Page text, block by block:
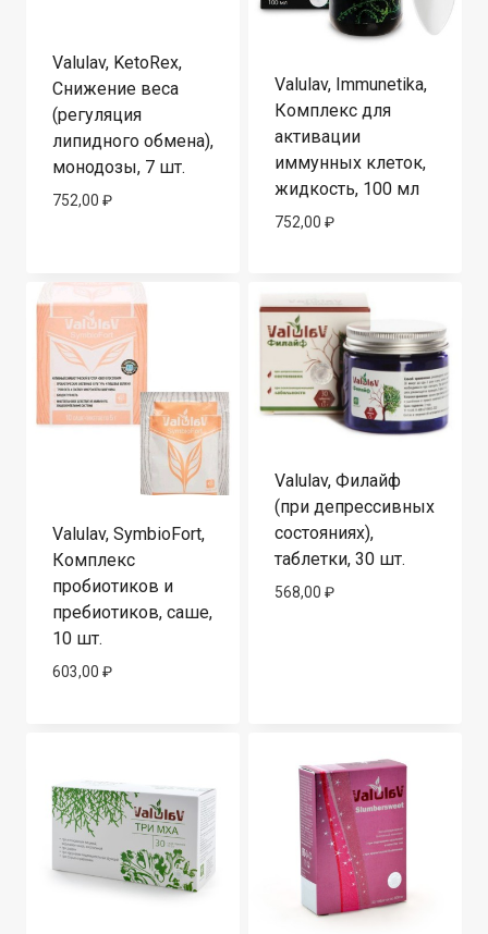
Valulav, KetoRex,
Снижение веса
(регуляция
липидного обмена),
монодозы, 7 шт.
752,00 ₽
Valulav, Immunetika,
Комплекс для
активации
иммунных клеток,
жидкость, 100 мл
752,00 ₽
Valulav, SymbioFort,
Комплекс
пробиотиков и
пребиотиков, саше,
10 шт.
603,00 ₽
Valulav, Филайф
(при депрессивных
состояниях),
таблетки, 30 шт.
568,00 ₽